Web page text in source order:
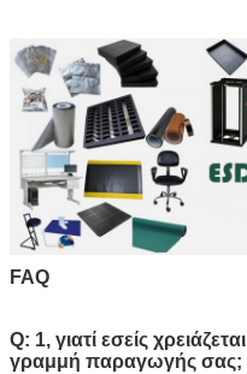
FAQ
Q: 1, γιατί εσείς
γραμμή παραγωγής σας;